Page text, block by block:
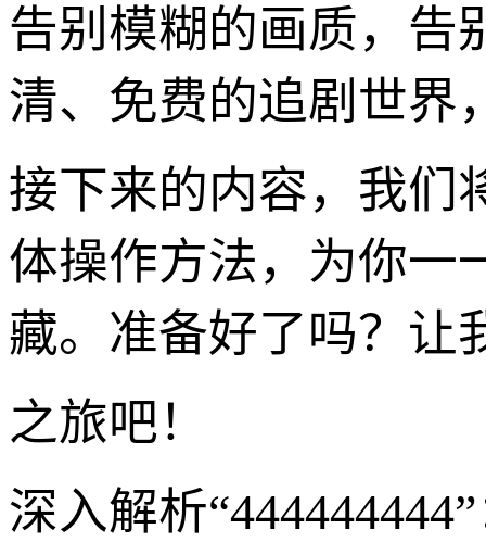
告别模糊的画质，告
清、免费的追剧世界
接下来的内容，我们
体操作方法，为你一
藏。准备好了吗？让
之旅吧！
深入解析